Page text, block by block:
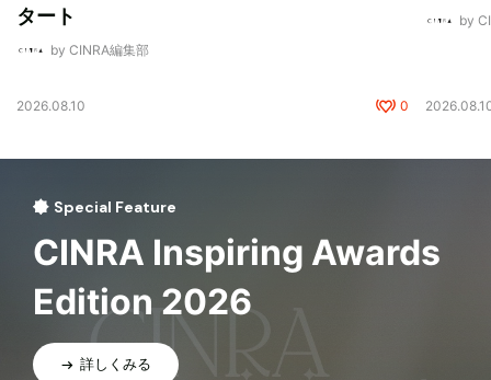
タート
by CINRA編集部
2026.08.10 0
by
Special Feature
CINRA Inspiring Awards
Edition 2026
詳しくみる